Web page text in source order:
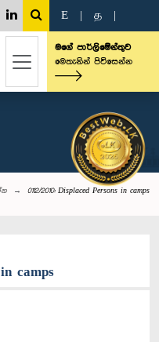
E த
මගේ පාර්ලිමේන්තුව
මෙතැනින් පිවිසෙන්න
0112/2010: Displaced Persons in camps
in camps